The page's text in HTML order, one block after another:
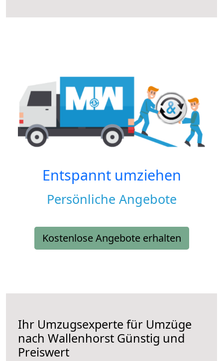
Entspannt umziehen
Persönliche Angebote
Kostenlose Angebote erhalten
Ihr Umzugsexperte für Umzüge
nach Wallenhorst Günstig und
Preiswert